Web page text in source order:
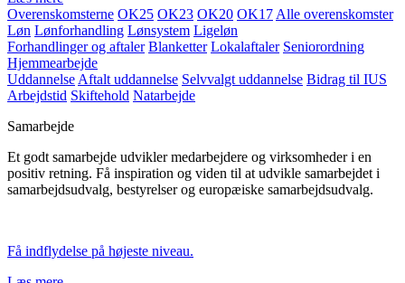
Overenskomsterne OK25 OK23 OK20 OK17 Alle overenskomster
Løn Lønforhandling Lønsystem Ligeløn
Forhandlinger og aftaler Blanketter Lokalaftaler Seniorordning
Hjemmearbejde
Uddannelse Aftalt uddannelse Selvvalgt uddannelse Bidrag til IUS
Arbejdstid Skiftehold Natarbejde
Samarbejde
Et godt samarbejde udvikler medarbejdere og virksomheder i en
positiv retning. Få inspiration og viden til at udvikle samarbejdet i
samarbejdsudvalg, bestyrelser og europæiske samarbejdsudvalg.
Få indflydelse på højeste niveau.